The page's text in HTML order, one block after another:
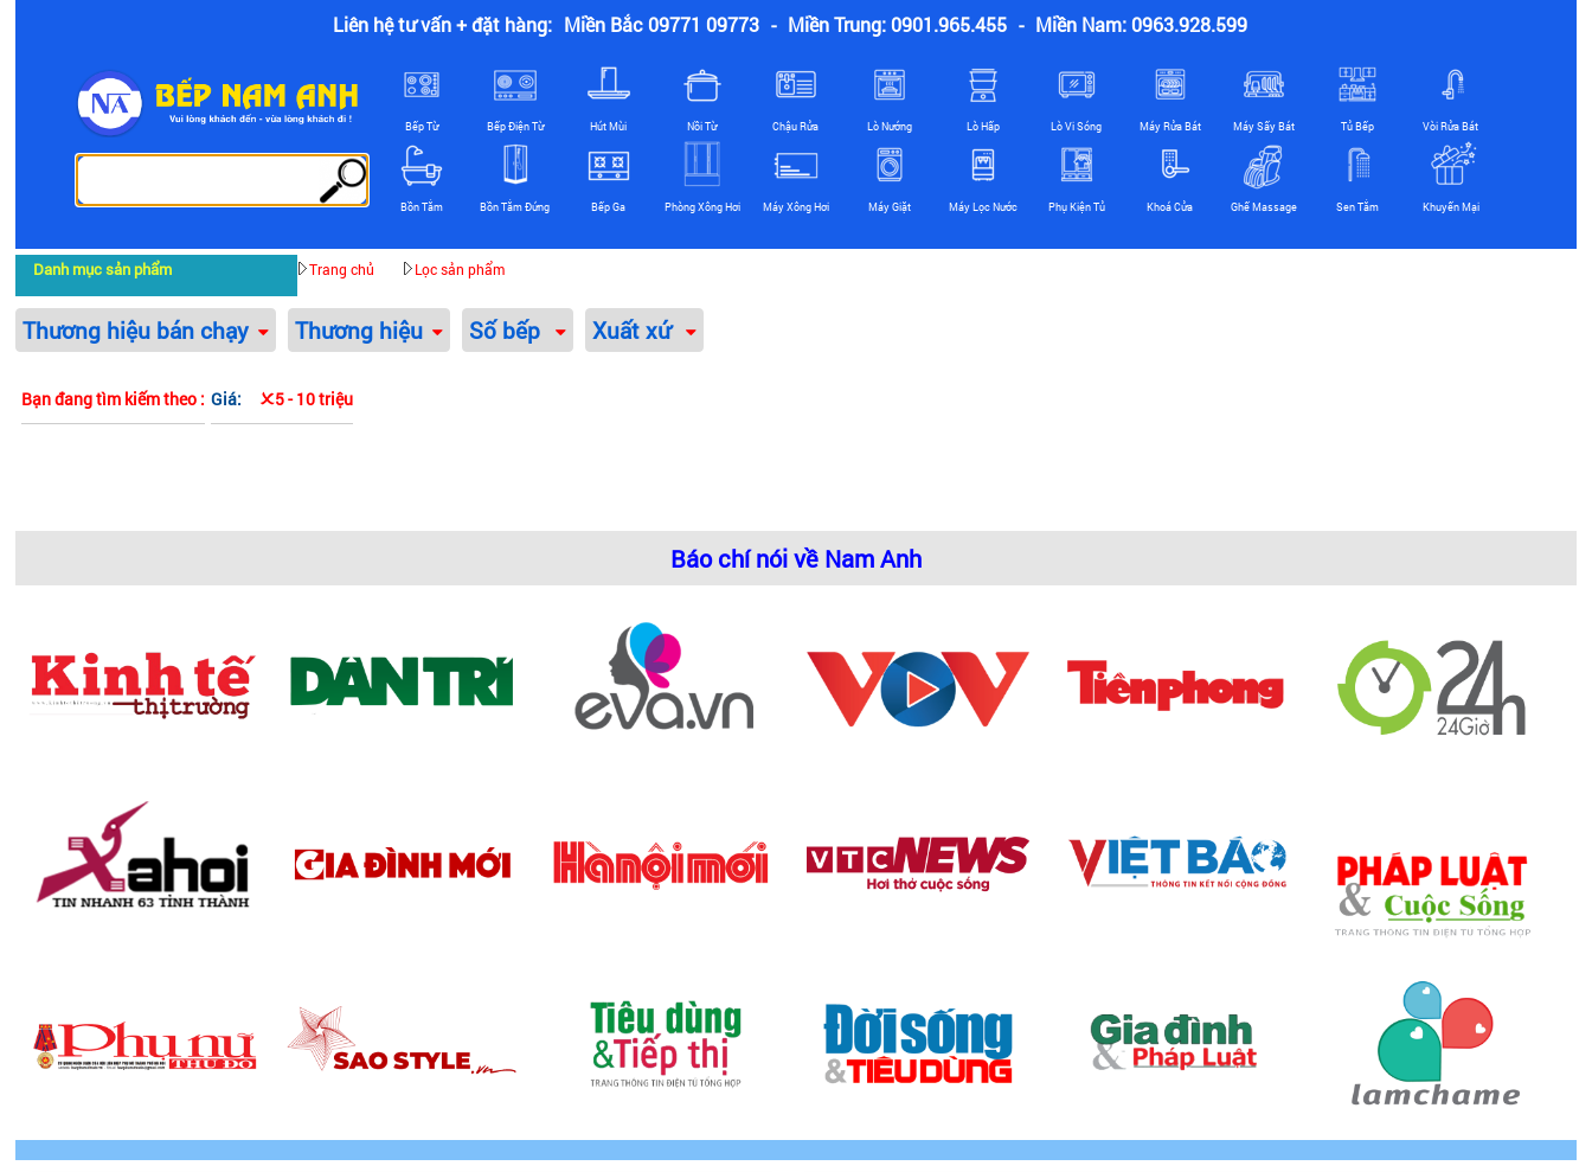
Liên hệ tư vấn + đặt hàng: Miền Bắc 09771 09773 - Miền Trung: 0901.965.455 - Miền Nam: 0963.928.599
Bếp Từ Bếp Điện Từ Hút Mùi Nồi Từ Chậu Rửa Lò Nướng Lò Hấp Lò Vi Sóng Máy Rửa Bát Máy Sấy Bát Tủ Bếp Vòi Rửa Bát
Bồn Tắm Bồn Tắm Đứng Bếp Ga Phòng Xông Hơi Máy Xông Hơi Máy Giặt Máy Lọc Nước Phụ Kiện Tủ Khoá Cửa Ghế Massage Sen Tắm Khuyến Mại
Danh mục sản phẩm Trang chủ Lọc sản phẩm
Thương hiệu bán chạy Thương hiệu Số bếp Xuất xứ
Bạn đang tìm kiếm theo : Giá: 5 - 10 triệu
Báo chí nói về Nam Anh